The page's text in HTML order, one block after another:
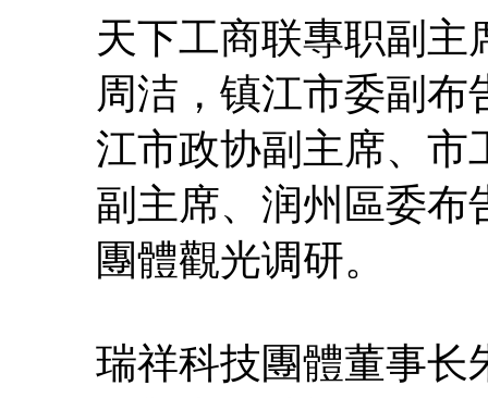
天下工商联專职副主
周洁，镇江市委副
江市政协副主席、市
副主席、润州區委布
團體觀光调研。
瑞祥科技團體董事长